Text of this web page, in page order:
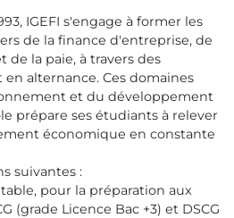
IGEFI s'engage à former les
de la finance d'entreprise, de
la paie, à travers des
alternance. Ces domaines
et du développement
prépare ses étudiants à relever
économique en constante
suivantes :
pour la préparation aux
(grade Licence Bac +3) et DSCG